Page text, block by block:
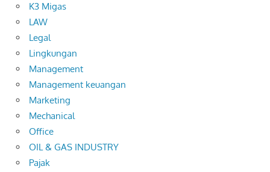
K3 Migas
LAW
Legal
Lingkungan
Management
Management keuangan
Marketing
Mechanical
Office
OIL & GAS INDUSTRY
Pajak